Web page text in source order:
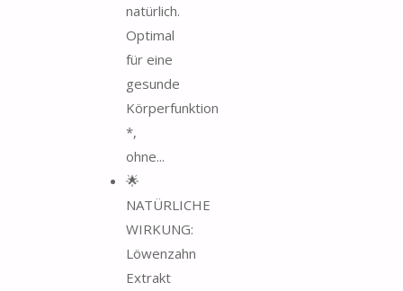
natürlich.
Optimal
für eine
gesunde
Körperfunktion
*,
ohne...
🌟
NATÜRLICHE
WIRKUNG:
Löwenzahn
Extrakt